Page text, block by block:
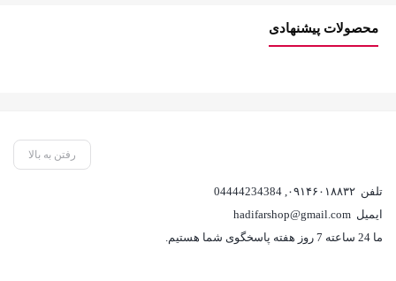
محصولات پیشنهادی
رفتن به بالا
تلفن ۰۹۱۴۶۰۱۸۸۳۲ 04444234384
ایمیل hadifarshop@gmail.com
ما 24 ساعته 7 روز هفته پاسخگوی شما هستیم.